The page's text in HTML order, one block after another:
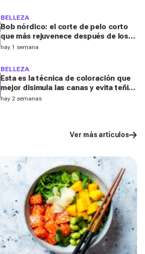
BELLEZA
Bob nórdico: el corte de pelo corto
que más rejuvenece después de los
50, según una experta
hay 1 semana
BELLEZA
Esta es la técnica de coloración que
mejor disimula las canas y evita teñir
la raíz cada pocas semanas, según un
hay 2 semanas
Ver más artículos